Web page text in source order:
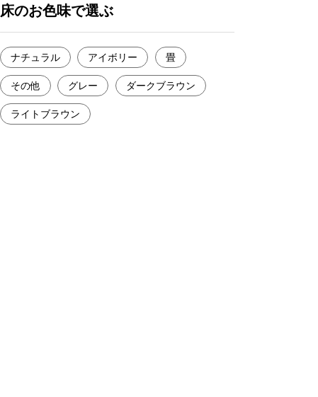
床のお色味で選ぶ
ナチュラル アイボリー 畳
その他 グレー ダークブラウン
ライトブラウン